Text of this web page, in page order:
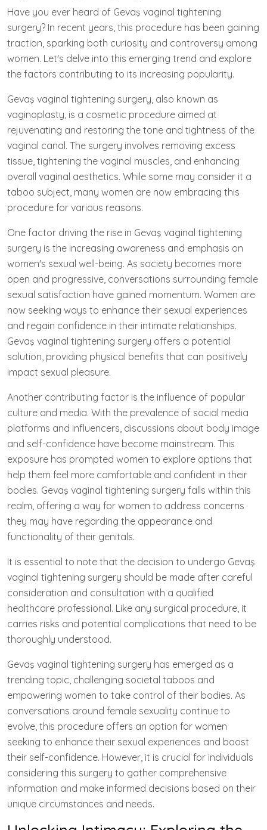
Have you ever heard of Gevaş vaginal tightening
surgery? In recent years, this procedure has been gaining
traction, sparking both curiosity and controversy among
women. Let's delve into this emerging trend and explore
the factors contributing to its increasing popularity.
Gevaş vaginal tightening surgery, also known as
vaginoplasty, is a cosmetic procedure aimed at
rejuvenating and restoring the tone and tightness of the
vaginal canal. The surgery involves removing excess
tissue, tightening the vaginal muscles, and enhancing
overall vaginal aesthetics. While some may consider it a
taboo subject, many women are now embracing this
procedure for various reasons.
One factor driving the rise in Gevaş vaginal tightening
surgery is the increasing awareness and emphasis on
women's sexual well-being. As society becomes more
open and progressive, conversations surrounding female
sexual satisfaction have gained momentum. Women are
now seeking ways to enhance their sexual experiences
and regain confidence in their intimate relationships.
Gevaş vaginal tightening surgery offers a potential
solution, providing physical benefits that can positively
impact sexual pleasure.
Another contributing factor is the influence of popular
culture and media. With the prevalence of social media
platforms and influencers, discussions about body image
and self-confidence have become mainstream. This
exposure has prompted women to explore options that
help them feel more comfortable and confident in their
bodies. Gevaş vaginal tightening surgery falls within this
realm, offering a way for women to address concerns
they may have regarding the appearance and
functionality of their genitals.
It is essential to note that the decision to undergo Gevaş
vaginal tightening surgery should be made after careful
consideration and consultation with a qualified
healthcare professional. Like any surgical procedure, it
carries risks and potential complications that need to be
thoroughly understood.
Gevaş vaginal tightening surgery has emerged as a
trending topic, challenging societal taboos and
empowering women to take control of their bodies. As
conversations around female sexuality continue to
evolve, this procedure offers an option for women
seeking to enhance their sexual experiences and boost
their self-confidence. However, it is crucial for individuals
considering this surgery to gather comprehensive
information and make informed decisions based on their
unique circumstances and needs.